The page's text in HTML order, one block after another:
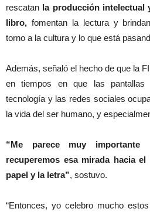
rescatan la producción intelectual
libro, fomentan la lectura y
torno a la cultura y lo que está
Además, señaló el hecho de que la
en tiempos en que las pantallas
tecnología y las redes sociales
la vida del ser humano, y
“Me parece muy
recuperemos esa mirada hacia
papel y la letra”, sostuvo.
“Entonces, yo celebro mucho